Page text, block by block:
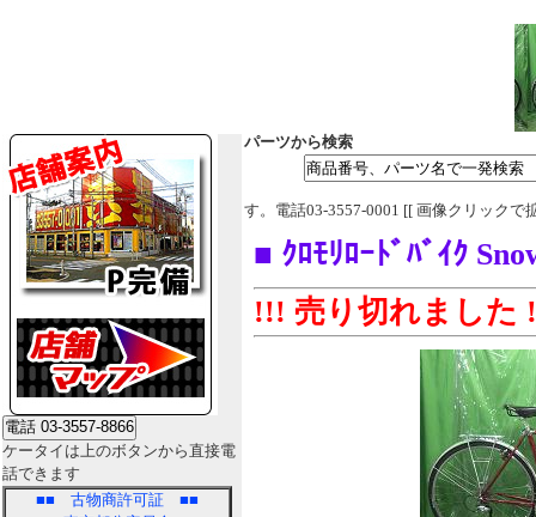
ケータイは上のボタンから直接電
話できます
■■ 古物商許可証 ■■
パーツから検索
す。電話03-3557-0001 [[ 画像クリックで
■ ｸﾛﾓﾘﾛｰﾄﾞﾊﾞｲｸ
!!! 売り切れました